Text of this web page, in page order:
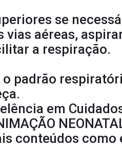
se
vias aéreas,
a respiração.
padrão
em
conteúdos como